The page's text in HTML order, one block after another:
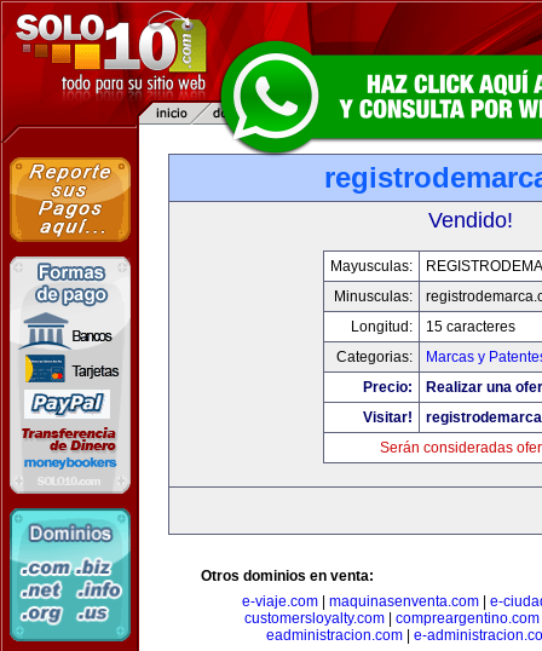
Vendido!
Mayusculas:
Minusculas:
Longitud:
15 caracteres
Categorias:
Marcas y
Precio:
Realizar una
Visitar!
Serán consideradas
Otros dominios en venta:
e-viaje.com| maquinasenventa.com| e-
customersloyalty.com| compreargentino.com
eadministracion.com
e-